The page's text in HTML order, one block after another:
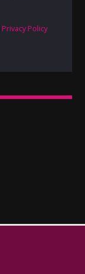
Privacy Policy